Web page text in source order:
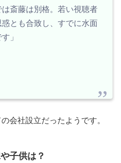
は斎藤は別格。若い視聴者
とも合致し、すでに水面
」
会社設立だったようです。
子供は？